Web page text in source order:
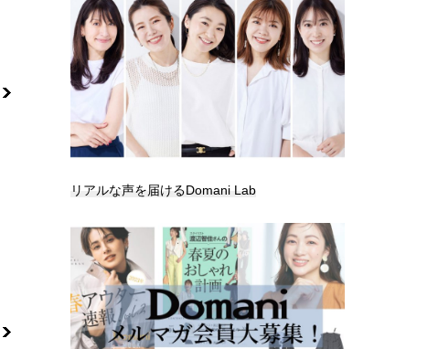
リアルな声を届けるDomani Lab